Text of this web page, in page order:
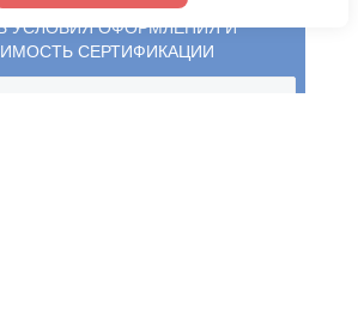
УСЛОВИЯ ОФОРМЛЕНИЯ И
СЕРТИФИКАЦИИ